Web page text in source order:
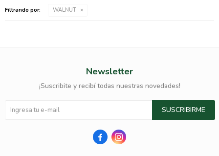
Filtrando por: WALNUT
Newsletter
¡Suscribite y recibí todas nuestras novedades!
SUSCRIBIRME
 